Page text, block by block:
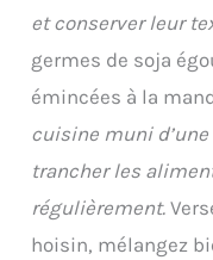
et conserver leur
germes de soja
émincées à la
cuisine muni
trancher les
régulièrement.
hoisin, mélangez